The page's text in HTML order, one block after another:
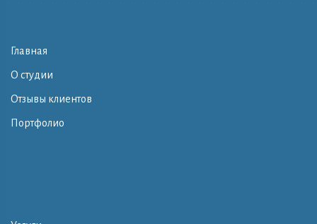
Главная
О студии
Отзывы клиентов
Портфолио